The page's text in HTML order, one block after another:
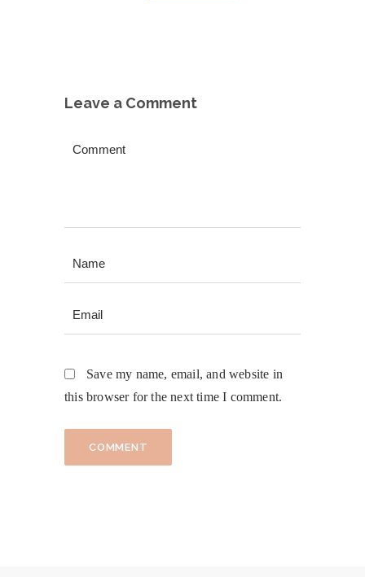
Leave a Comment
Save my name, email, and website in
this browser for the next time I comment.